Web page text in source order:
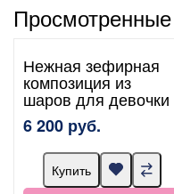
Нежная зефирная
композиция из
шаров для девочки
6 200 руб.
Купить